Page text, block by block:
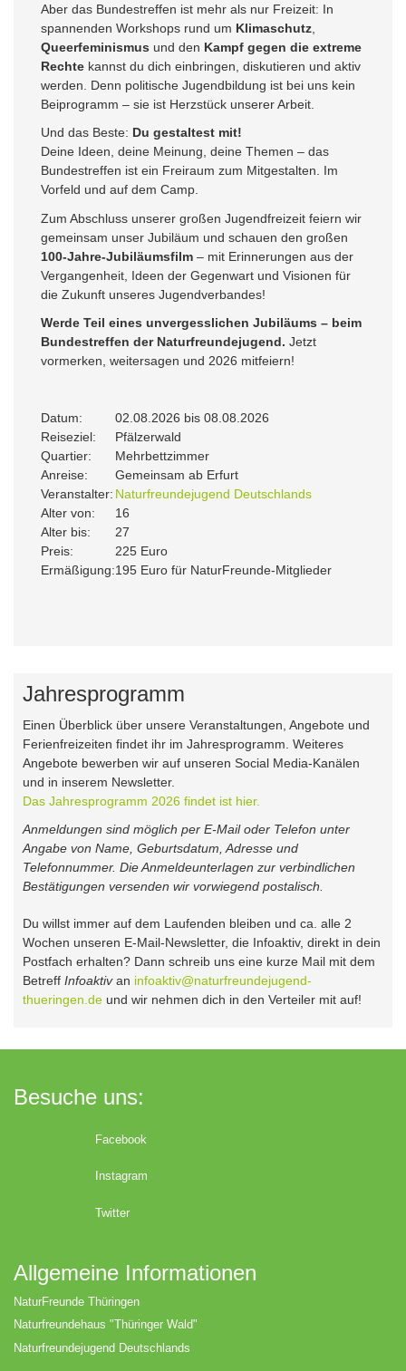
Aber das Bundestreffen ist mehr als nur Freizeit: In
spannenden Workshops rund um Klimaschutz
Queerfeminismus und den Kampf gegen die extreme
Rechte kannst du dich einbringen, diskutieren und aktiv
werden. Denn politische Jugendbildung ist bei uns kein
Beiprogramm – sie ist Herzstück unserer Arbeit.
Und das Beste: Du gestaltest mit!
Deine Ideen, deine Meinung, deine Themen – das
Bundestreffen ist ein Freiraum zum Mitgestalten. Im
Vorfeld und auf dem Camp.
Zum Abschluss unserer großen Jugendfreizeit feiern wir
gemeinsam unser Jubiläum und schauen den großen
100-Jahre-Jubiläumsfilm – mit Erinnerungen aus der
Vergangenheit, Ideen der Gegenwart und Visionen für
die Zukunft unseres Jugendverbandes!
Werde Teil eines unvergesslichen Jubiläums – beim
Bundestreffen der Naturfreundejugend. Jetzt
vormerken, weitersagen und 2026 mitfeiern!
Datum:
02.08.2026 bis 08.08.2026
Reiseziel:
Pfälzerwald
Quartier:
Mehrbettzimmer
Anreise:
Gemeinsam ab Erfurt
Veranstalter: Naturfreundejugend Deutschlands
Alter von:
16
Alter bis:
27
Preis:
225 Euro
Ermäßigung:195 Euro für NaturFreunde-Mitglieder
Jahresprogramm
Einen Überblick über unsere Veranstaltungen, Angebote und
Ferienfreizeiten findet ihr im Jahresprogramm. Weiteres
Angebote bewerben wir auf unseren Social Media-Kanälen
und in inserem Newsletter.
Das Jahresprogramm 2026 findet ist hier.
Anmeldungen sind möglich per E-Mail oder Telefon unter
Angabe von Name, Geburtsdatum, Adresse und
Telefonnummer. Die Anmeldeunterlagen zur verbindlichen
Bestätigungen versenden wir vorwiegend postalisch.
Du willst immer auf dem Laufenden bleiben und ca. alle 2
Wochen unseren E-Mail-Newsletter, die Infoaktiv, direkt in dein
Postfach erhalten? Dann schreib uns eine kurze Mail mit dem
Betreff Infoaktivan infoaktiv@naturfreundejugend-
thueringen.de und wir nehmen dich in den Verteiler mit auf!
Besuche uns:
Facebook
Instagram
Twitter
Allgemeine Informationen
NaturFreunde Thüringen
Naturfreundehaus "Thüringer Wald"
Naturfreundejugend Deutschlands